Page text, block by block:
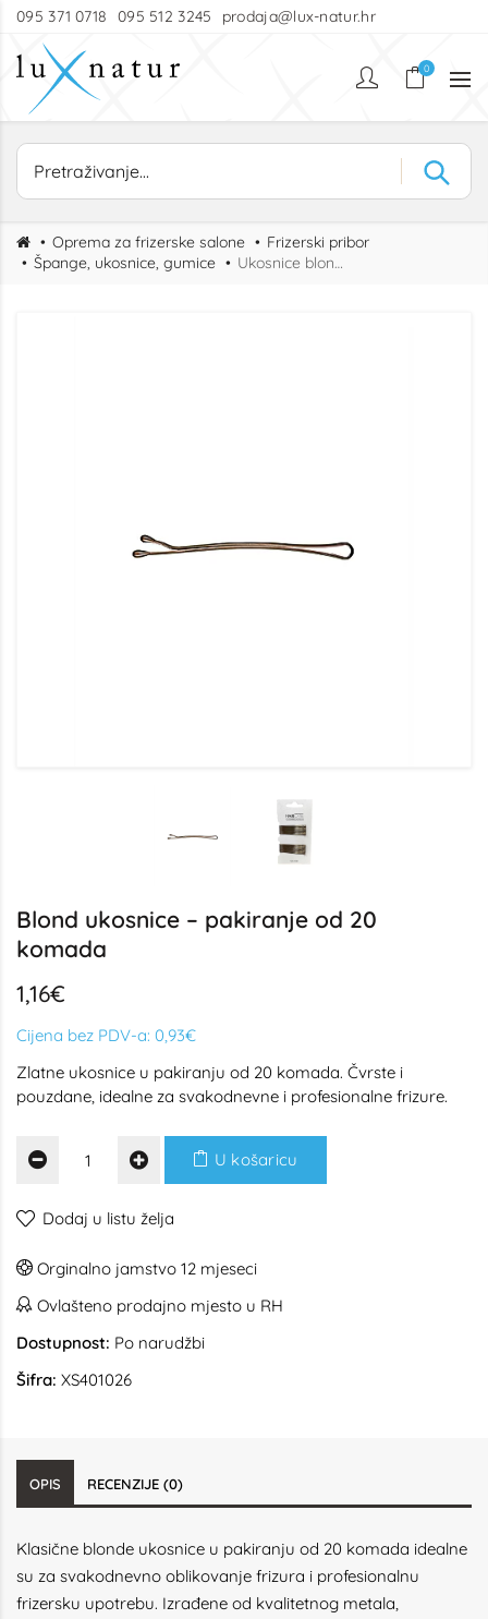
095 371 0718 095 512 3245 prodaja@lux-natur.hr
0
Oprema za frizerske salone
Frizerski pribor
Špange, ukosnice, gumice
Ukosnice blonde 20 kom
Blond ukosnice – pakiranje od 20
komada
1,16€
Cijena bez PDV-a: 0,93€
Zlatne ukosnice u pakiranju od 20 komada. Čvrste i
pouzdane, idealne za svakodnevne i profesionalne frizure.
U košaricu
Dodaj u listu želja
Orginalno jamstvo 12 mjeseci
Ovlašteno prodajno mjesto u RH
Dostupnost: Po narudžbi
Šifra: XS401026
OPIS RECENZIJE (0)
Klasične blonde ukosnice u pakiranju od 20 komada idealne
su za svakodnevno oblikovanje frizura i profesionalnu
frizersku upotrebu. Izrađene od kvalitetnog metala,